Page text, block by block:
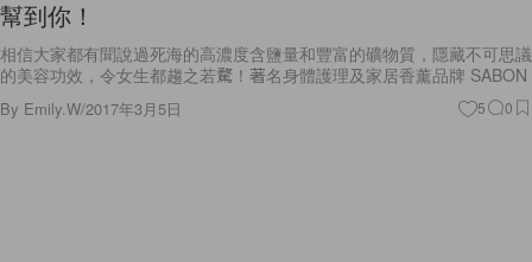
幫到你！
相信大家都有聞說過死海的高濃度含鹽量和豐富的礦物質，隱藏不可思議
的美容功效，令女生都趨之若騖！著名身體護理及家居香薰品牌 SABON
By Emily.W/2017年3月5日 5 0